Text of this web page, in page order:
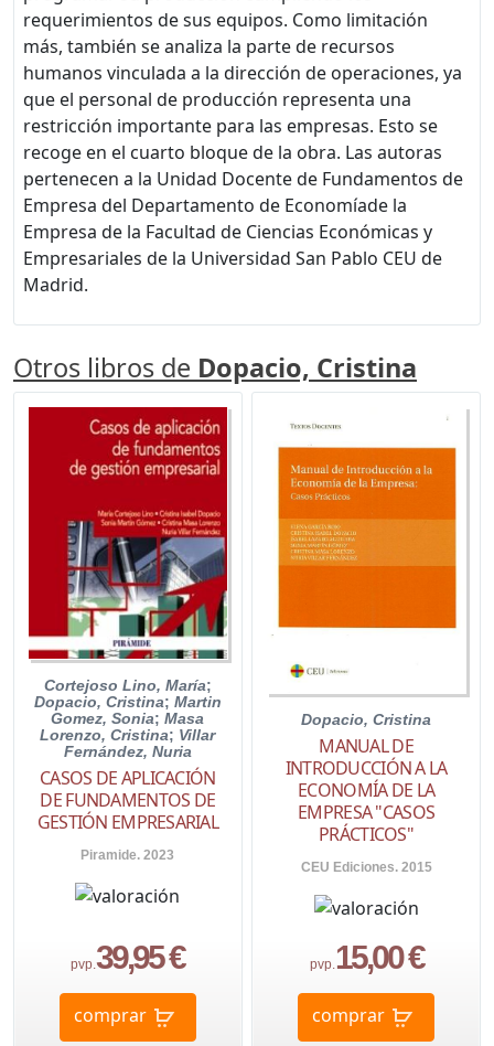
requerimientos de sus equipos. Como limitación
más, también se analiza la parte de recursos
humanos vinculada a la dirección de operaciones, ya
que el personal de producción representa una
restricción importante para las empresas. Esto se
recoge en el cuarto bloque de la obra. Las autoras
pertenecen a la Unidad Docente de Fundamentos de
Empresa del Departamento de Economíade la
Empresa de la Facultad de Ciencias Económicas y
Empresariales de la Universidad San Pablo CEU de
Madrid.
Otros libros de Dopacio, Cristina
Cortejoso Lino, María;
Dopacio, Cristina; Martin
Gomez, Sonia;Masa
Lorenzo, Cristina; Villar
Fernández, Nuria
CASOS DE APLICACIÓN
DE FUNDAMENTOS DE
GESTIÓN EMPRESARIAL
Piramide. 2023
pvp.39,95 €
comprar
Dopacio, Cristina
MANUAL DE
INTRODUCCIÓN A LA
ECONOMÍA DE LA
EMPRESA "CASOS
PRÁCTICOS"
CEU Ediciones. 2015
pvp. 15,00 €
comprar